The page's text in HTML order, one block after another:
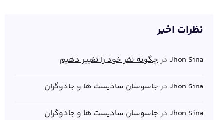
نظرات اخیر
Jhon Sina در چگونه نظر خود را تغییر دهیم
Jhon Sina در جاسوسان سادیست ها و جادوگران
Jhon Sina در جاسوسان سادیست ها و جادوگران